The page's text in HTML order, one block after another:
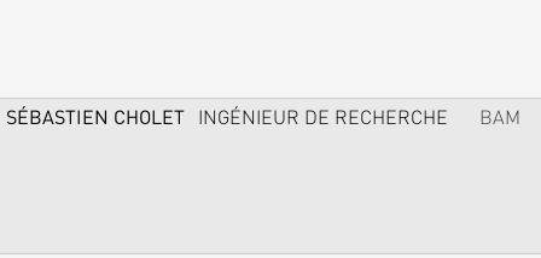
SÉBASTIEN CHOLET INGÉNIEUR DE RECHERCHE BAM